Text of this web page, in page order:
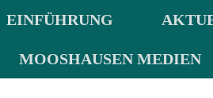
EINFÜHRUNG
MOOSHAUSEN MEDIEN